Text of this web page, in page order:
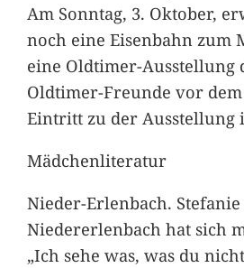
Am Sonntag, 3. Oktober,
noch eine Eisenbahn zum
eine Oldtimer-Ausstellung
Oldtimer-Freunde vor
Eintritt zu der Ausstellung
Mädchenliteratur
Nieder-Erlenbach.
Niedererlenbach hat sich
„Ich sehe was, was du